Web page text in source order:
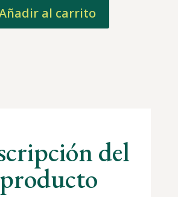
al carrito
del
producto